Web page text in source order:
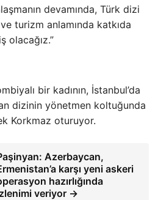
devamında, Türk dizi
turizm anlamında katkıda
olacağız.”
bir kadının, İstanbul’da
dizinin yönetmen koltuğunda
Korkmaz oturuyor.
Azerbaycan,
karşı yeni askeri
hazırlığında
veriyor →